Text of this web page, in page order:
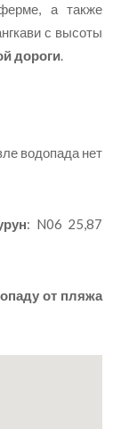
а также
с высоты
дороги.
водопада нет
: N06 25,87
от пляжа